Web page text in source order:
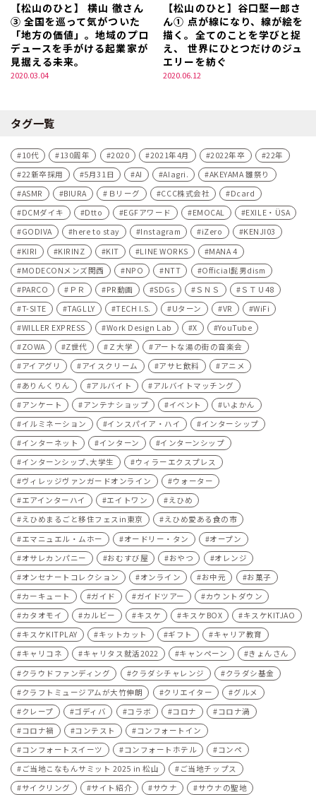
【松山のひと】 横山 徹さん
③ 全国を巡って気がついた
「地方の価値」。地域のプロ
デュースを手がける起業家が
見据える未来。
2020.03.04
【松山のひと】谷口堅一郎さ
ん① 点が線になり、線が絵を
描く。全てのことを学びと捉
え、 世界にひとつだけのジュ
エリーを紡ぐ
2020.06.12
タグ一覧
10代 130周年 2020 2021年4月 2022年卒
22年
22新卒採用
5月31日 AI AIagri.
AKEYAMA 雛祭り
ASMR
BIURA Ｂリーグ CCC株式会社
Dcard
DCMダイキ
Dtto EGFアワード EMOCAL
EXILE・ÜSA
GODIVA
here to stay Instagram iZero
KENJI03
KIRI
KIRINZ KIT LINE WORKS
MANA 4
MODECONメンズ関西
NPO NTT
Official髭男dism
PARCO
ＰＲ PR動画 SDGs ＳＮＳ
ＳＴＵ48
T-SITE
TAGLLY TECH I.S. Uターン VR
WiFi
WILLER EXPRESS
Work Design Lab X
YouTube
ZOWA
Z世代 Ｚ大学
アートな湯の街の音楽会
アイアグリ
アイスクリーム アサヒ飲料
アニメ
ありんくりん
アルバイト
アルバイトマッチング
アンケート
アンテナショップ イベント
いよかん
イルミネーション
インスパイア・ハイ
インターシップ
インターネット
インターン
インターンシップ
インターンシップ､大学生
ウィラーエクスプレス
ヴィレッジヴァンガードオンライン
ウォーター
エアインターハイ
エイトワン
えひめ
えひめまるごと移住フェスin東京
えひめ愛ある食の市
エマニュエル・ムホー
オードリー・タン
オープン
オサレカンパニー
おむすび屋 おやつ
オレンジ
オンセナートコレクション
オンライン お中元
お菓子
カーキュート
ガイド ガイドツアー
カウントダウン
カタオモイ
カルビー キスケ キスケBOX
キスケKITJAO
キスケKITPLAY
キットカット ギフト
キャリア教育
キャリコネ
キャリタス就活2022 キャンペーン
きょんさん
クラウドファンディング
クラダシチャレンジ
クラダシ基金
クラフトミュージアムが大竹伸朗
クリエイター
グルメ
クレープ
ゴディバ コラボ コロナ
コロナ渦
コロナ禍
コンテスト
コンフォートイン
コンフォートスイーツ
コンフォートホテル
コンペ
ご当地こなもんサミット 2025 in 松山
ご当地チップス
サイクリング
サイト紹介 サウナ サウナの聖地